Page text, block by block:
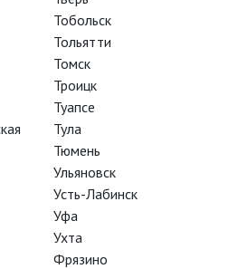
О СПЕКТАКЛЕ
КАДРЫ СЕЗОН
и исполнители
Тобольск
Тольятти
Томск
Троицк
Туапсе
Тула
Тюмень
Ульяновск
Усть-Лабинск
Уфа
Ухта
Фрязино